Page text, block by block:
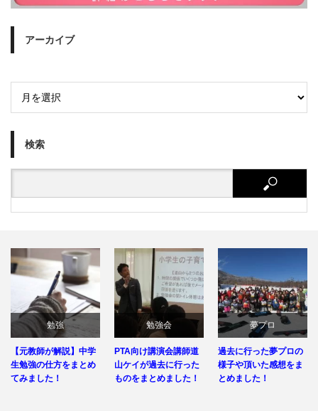
アーカイブ
検索
勉強
【元教師が解説】中学
生勉強の仕方をまとめ
てみました！
勉強会
PTA向け講演会講師道
山ケイが過去に行った
ものをまとめました！
夢プロ
過去に行った夢プロの
様子や頂いた感想をま
とめました！